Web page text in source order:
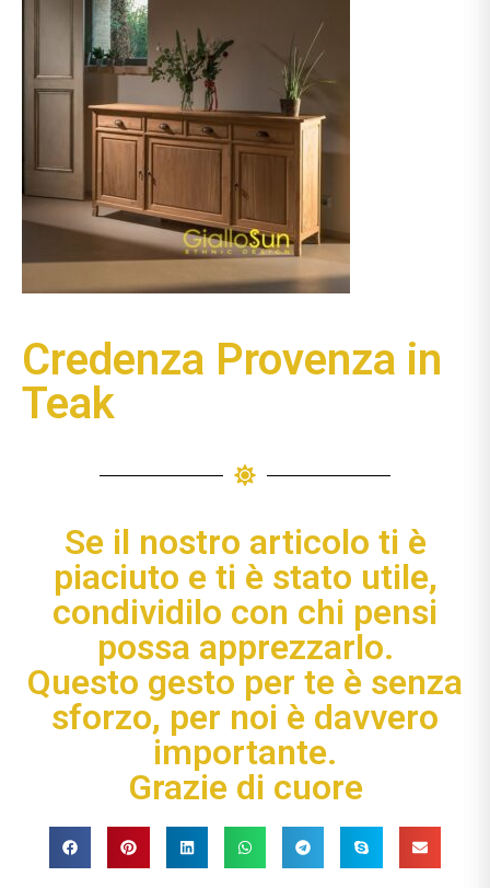
Credenza Provenza in
Teak
Se il nostro articolo ti è
piaciuto e ti è stato utile,
condividilo con chi pensi
possa apprezzarlo.
Questo gesto per te è senza
sforzo, per noi è davvero
importante.
Grazie di cuore